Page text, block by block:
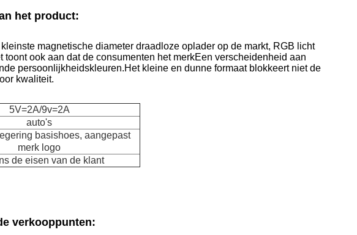
het product:
kleinste magnetische diameter draadloze oplader op de markt, RGB licht
ook aan dat de consumenten het merkEen verscheidenheid aan
persoonlijkheidskleuren.Het kleine en dunne formaat blokkeert niet de
kwaliteit.
5V=2A/9v=2A
auto's
basishoes, aangepast
merk logo
de eisen van de klant
verkooppunten: